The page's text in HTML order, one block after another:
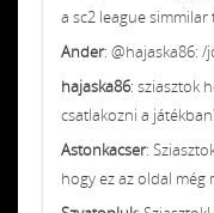
a sc2 league simmilar
Ander: @hajaska86:
hajaska86: sziasztok
csatlakozni a
Astonkacser:
hogy ez az oldal még